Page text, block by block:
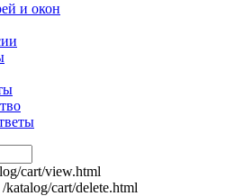
и окон
cart/view.html
/katalog/cart/delete.html